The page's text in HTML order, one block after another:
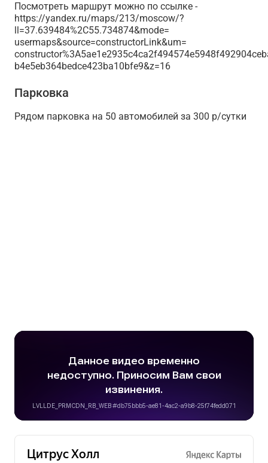
Посмотреть маршрут можно по ссылке -
https://yandex.ru/maps/213/moscow/?
ll=37.639484%2C55.734874&mode=
usermaps&source=constructorLink&um=
b4e5eb364bedce423ba10bfe9&z=16
Парковка
Рядом парковка на 50 автомобилей за 300 р/сутки